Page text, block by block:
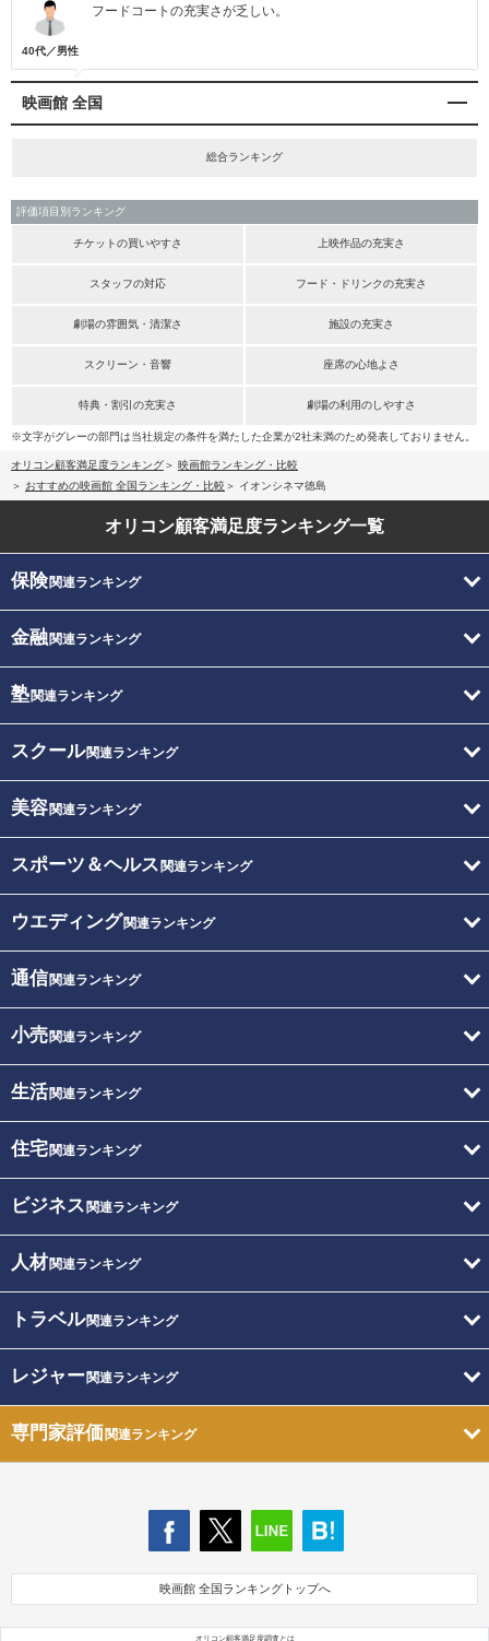
40代／男性
フードコートの充実さが乏しい。
映画館 全国
総合ランキング
評価項目別ランキング
チケットの買いやすさ 上映作品の充実さ
スタッフの対応 フード・ドリンクの充実さ
劇場の雰囲気・清潔さ 施設の充実さ
スクリーン・音響 座席の心地よさ
特典・割引の充実さ 劇場の利用のしやすさ
※文字がグレーの部門は当社規定の条件を満たした企業が2社未満のため発表しておりません。
オリコン顧客満足度ランキング
映画館ランキング・比較
おすすめの映画館 全国ランキング・比較
イオンシネマ徳島
オリコン顧客満足度ランキング一覧
保険関連ランキング
金融関連ランキング
塾関連ランキング
スクール関連ランキング
美容関連ランキング
スポーツ＆ヘルス 関連ランキング
ウエディング関連ランキング
通信関連ランキング
小売関連ランキング
生活関連ランキング
住宅関連ランキング
ビジネス 関連ランキング
人材関連ランキング
トラベル関連ランキング
レジャー関連ランキング
専門家評価関連ランキング
映画館 全国ランキングトップへ
オリコン顧客満足度調査とは